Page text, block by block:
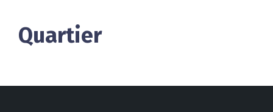
Quartier